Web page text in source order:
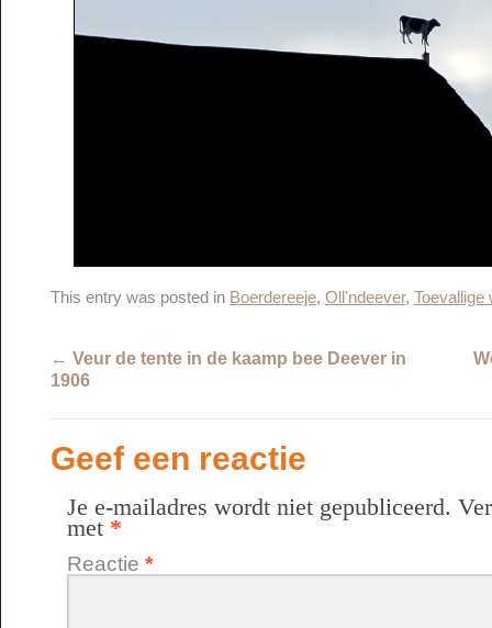
This entry was posted in Boerdereeje, Oll'ndeever, Toevallige
← Veur de tente in de kaamp bee Deever in
1906
Geef een reactie
Je e-mailadres wordt niet gepubliceerd.
met *
Reactie *